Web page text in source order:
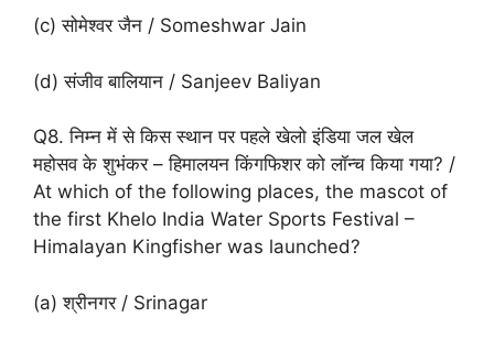
(c) सोमेश्वर जैन / Someshwar Jain
(d) संजीव बालियान / Sanjeev Baliyan
Q8. निम्न में से किस स्थान पर पहले खेलो इंडिया जल खेल
महोसव के शुभंकर – हिमालयन किंगफिशर को लॉन्च किया गया? /
At which of the following places, the mascot of
the first Khelo India Water Sports Festival –
Himalayan Kingfisher was launched?
(a) श्रीनगर / Srinagar